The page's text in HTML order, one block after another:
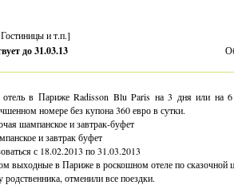
и т.п.]
до 31.03.13
в Париже Radisson Blu Paris на 3 дня или на 6
номере без купона 360 евро в сутки.
шампанское и завтрак-буфет
и завтрак буфет
с 18.02.2013 по 31.03.2013
выходные в Париже в роскошном отеле по сказочной
родственника, отменили все поездки.